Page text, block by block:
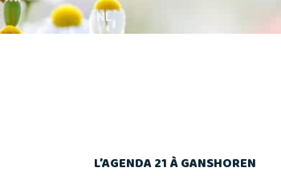
Aller
au
NL
L’AGENDA 21 À GANSHOREN